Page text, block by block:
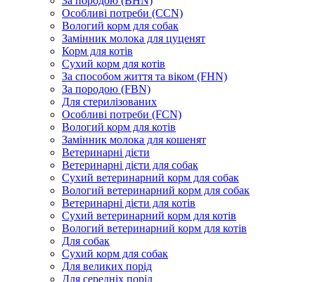
Особливі потреби (CCN)
Вологий корм для собак
Замінник молока для цуценят
Корм для котів
Сухий корм для котів
За способом життя та віком (FHN)
За породою (FBN)
Для стерилізованих
Особливі потреби (FCN)
Вологий корм для котів
Замінник молока для кошенят
Ветеринарні дієти
Ветеринарні дієти для собак
Сухий ветеринарний корм для собак
Вологий ветеринарний корм для собак
Ветеринарні дієти для котів
Сухий ветеринарний корм для котів
Вологий ветеринарний корм для котів
Для собак
Сухий корм для собак
Для великих порід
Для середніх порід